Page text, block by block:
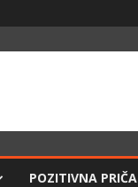
POZITIVNA PRIČA